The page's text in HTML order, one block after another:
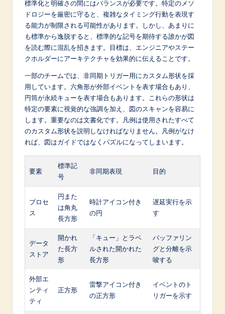
標準化と明確さの間にはバランスが必要です。特定のメソ
ドロジーを厳密に守ると、複雑なタイミング行動を表現す
る能力が制限される可能性があります。しかし、あまりに
も標準から逸脱すると、標準的な記号を期待する誰かが図
を読む際に混乱を招きます。目標は、エンジニアやステー
クホルダーにアーキテクチャを効果的に伝えることです。
一部のチームでは、非同期トリガー用にカスタム形状を採
用しています。六角形が外部イベントを表す場合もあり、
円筒が永続キューを表す場合もあります。これらの形状は
特定の要素に視覚的な強調を加え、図のスキャンを容易に
します。重要なのは文書化です。凡例は使用されたすべて
のカスタム形状を説明しなければなりません。凡例がなけ
れば、図はガイドではなくパズルになってしまいます。
要素
標準記
号
非同期表現 目的
プロセ
ス
円また
は角丸
長方形
時計アイコン付き
の円
遅延実行を示
す
データ
ストア
開かれ
た長方
形
「キュー」とラベ
ルされた開かれた
長方形
バッファリン
グと分離を示
唆する
外部エ
ンティ
ティ
正方形
雷撃アイコン付き
の正方形
イベントのト
リガーを示す